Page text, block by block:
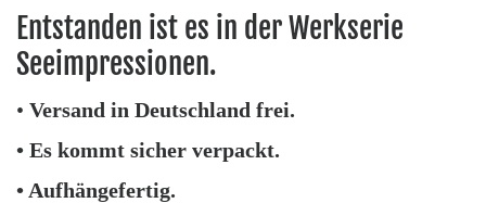
Entstanden ist es in der Werkserie
Seeimpressionen.
• Versand in Deutschland frei.
• Es kommt sicher verpackt.
• Aufhängefertig.